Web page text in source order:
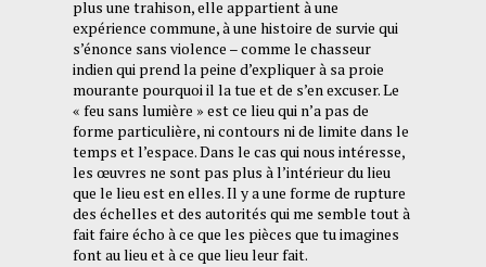
plus une trahison, elle appartient à une
expérience commune, à une histoire de survie qui
s’énonce sans violence – comme le chasseur
indien qui prend la peine d’expliquer à sa proie
mourante pourquoi il la tue et de s’en excuser. Le
« feu sans lumière » est ce lieu qui n’a pas de
forme particulière, ni contours ni de limite dans le
temps et l’espace. Dans le cas qui nous intéresse,
les œuvres ne sont pas plus à l’intérieur du lieu
que le lieu est en elles. Il y a une forme de rupture
des échelles et des autorités qui me semble tout à
fait faire écho à ce que les pièces que tu imagines
font au lieu et à ce que lieu leur fait.